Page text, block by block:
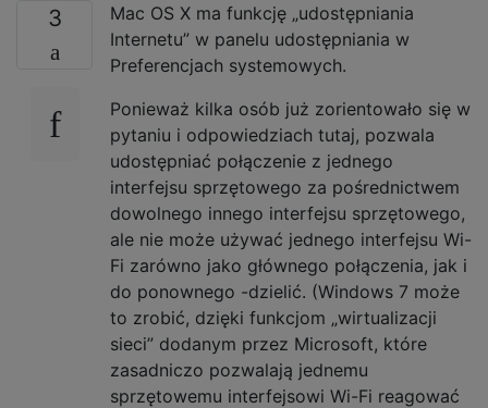
3
Mac OS X ma funkcję „udostępniania
Internetu” w panelu udostępniania w
Preferencjach systemowych.
Ponieważ kilka osób już zorientowało się w
pytaniu i odpowiedziach tutaj, pozwala
udostępniać połączenie z jednego
interfejsu sprzętowego za pośrednictwem
dowolnego innego interfejsu sprzętowego,
ale nie może używać jednego interfejsu Wi-
Fi zarówno jako głównego połączenia, jak i
do ponownego -dzielić. (Windows 7 może
to zrobić, dzięki funkcjom „wirtualizacji
sieci” dodanym przez Microsoft, które
zasadniczo pozwalają jednemu
sprzętowemu interfejsowi Wi-Fi reagować